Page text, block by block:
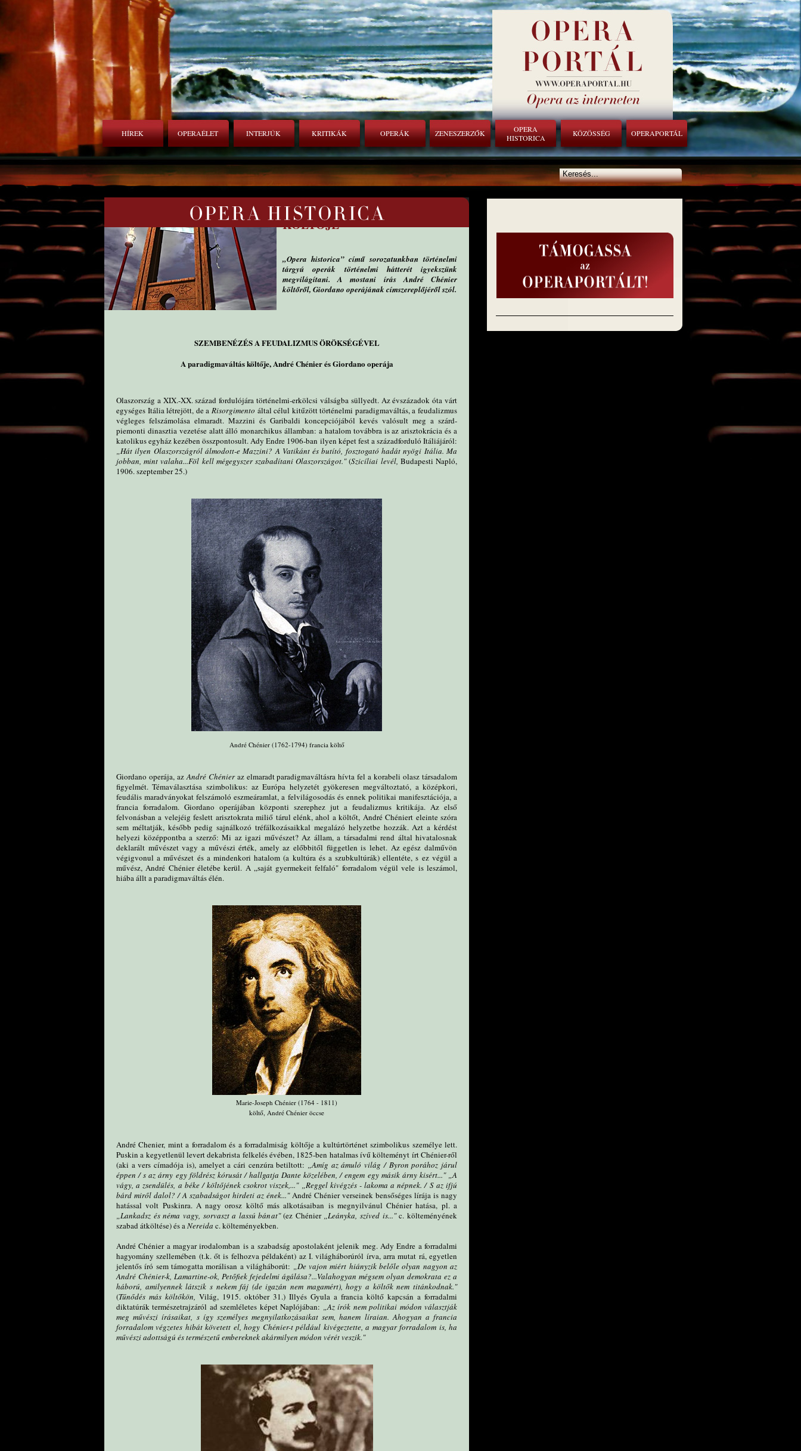
HÍREK OPERAÉLET INTERJÚK KRITIKÁK OPERÁK ZENESZERZŐK
OPERA
HISTORICA
KÖZÖSSÉG OPERAPORTÁL
A PARADIGMAVÁLTÁS
KÖLTŐJE
„Opera historica” című sorozatunkban történelmi
tárgyú operák történelmi hátterét igyekszünk
megvilágítani. A mostani írás André Chénier
költőről, Giordano operájának címszereplőjéről szól.
SZEMBENÉZÉS A FEUDALIZMUS ÖRÖKSÉGÉVEL
A paradigmaváltás költője, André Chénier és Giordano operája
Olaszország a XIX.-XX. század fordulójára történelmi-erkölcsi válságba süllyedt. Az évszázadok óta várt
egységes Itália létrejött, de a Risorgimento által célul kitűzött történelmi paradigmaváltás, a feudalizmus
végleges felszámolása elmaradt. Mazzini és Garibaldi koncepciójából kevés valósult meg a szárd-
piemonti dinasztia vezetése alatt álló monarchikus államban: a hatalom továbbra is az arisztokrácia és a
katolikus egyház kezében összpontosult. Ady Endre 1906-ban ilyen képet fest a századforduló Itáliájáról:
„Hát ilyen Olaszországról álmodott-e Mazzini? A Vatikánt és butító, fosztogató hadát nyögi Itália. Ma
jobban, mint valaha...Föl kell mégegyszer szabadítani Olaszországot."(Szicíliai levél, Budapesti Napló,
1906. szeptember 25.)
André Chénier (1762-1794) francia költő
Giordano operája, azAndré Chénieraz elmaradt paradigmaváltásra hívta fel a korabeli olasz társadalom
figyelmét. Témaválasztása szimbolikus: az Európa helyzetét gyökeresen megváltoztató, a középkori,
feudális maradványokat felszámoló eszmeáramlat, a felvilágosodás és ennek politikai manifesztációja, a
francia forradalom. Giordano operájában központi szerephez jut a feudalizmus kritikája. Az első
felvonásban a velejéig feslett arisztokrata miliő tárul elénk, ahol a költőt, André Chéniert eleinte szóra
sem méltatják, később pedig sajnálkozó tréfálkozásaikkal megalázó helyzetbe hozzák. Azt a kérdést
helyezi középpontba a szerző: Mi az igazi művészet? Az állam, a társadalmi rend által hivatalosnak
deklarált művészet vagy a művészi érték, amely az előbbitől független is lehet. Az egész dalművön
végigvonul a művészet és a mindenkori hatalom (a kultúra és a szubkultúrák) ellentéte, s ez végül a
művész, André Chénier életébe kerül. A „saját gyermekeit felfaló" forradalom végül vele is leszámol,
hiába állt a paradigmaváltás élén.
Marie-Joseph Chénier (1764 - 1811)
költő, André Chénier öccse
André Chenier, mint a forradalom és a forradalmiság költője a kultúrtörténet szimbolikus személye lett.
Puskin a kegyetlenül levert dekabrista felkelés évében, 1825-ben hatalmas ívű költeményt írt Chénier-ről
(aki a vers címadója is), amelyet a cári cenzúra betiltott: „Amíg az ámuló világ / Byron porához járul
éppen / s az árny egy földrész kórusát / hallgatja Dante közelében, / engem egy másik árny kisért..." „A
vágy, a zsendülés, a béke / költőjének csokrot viszek,..." „Reggel kivégzés - lakoma a népnek. / S az ifjú
bárd miről dalol? / A szabadságot hirdeti az ének..."André Chénier verseinek bensőséges lírája is nagy
hatással volt Puskinra. A nagy orosz költő más alkotásaiban is megnyilvánul Chénier hatása, pl. a
„Lankadsz és néma vagy, sorvaszt a lassú bánat"(ez Chénier „Leányka, szíved is..."c. költeményének
szabad átköltése) és aNereida c. költeményekben.
André Chénier a magyar irodalomban is a szabadság apostolaként jelenik meg. Ady Endre a forradalmi
hagyomány szellemében (t.k. őt is felhozva példaként) az I. világháborúról írva, arra mutat rá, egyetlen
jelentős író sem támogatta morálisan a világháborút: „De vajon miért hiányzik belőle olyan nagyon az
André Chénier-k, Lamartine-ok, Petőfiek fejedelmi ágálása?...Valahogyan mégsem olyan demokrata ez a
háború, amilyennek látszik s nekem fáj (de igazán nem magamért), hogy a költők nem titánkodnak."
(Tűnődés más költőkön, Világ, 1915. október 31.) Illyés Gyula a francia költő kapcsán a forradalmi
diktatúrák természetrajzáról ad szemléletes képet Naplójában: „Az írók nem politikai módon választják
meg művészi írásaikat, s így személyes megnyilatkozásaikat sem, hanem líraian. Ahogyan a francia
forradalom végzetes hibát követett el, hogy Chénier-t például kivégeztette, a magyar forradalom is, ha
művészi adottságú és természetű embereknek akármilyen módon vérét veszik."